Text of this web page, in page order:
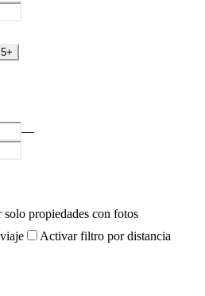
5+
—
solo propiedades con fotos
Activar filtro por distancia